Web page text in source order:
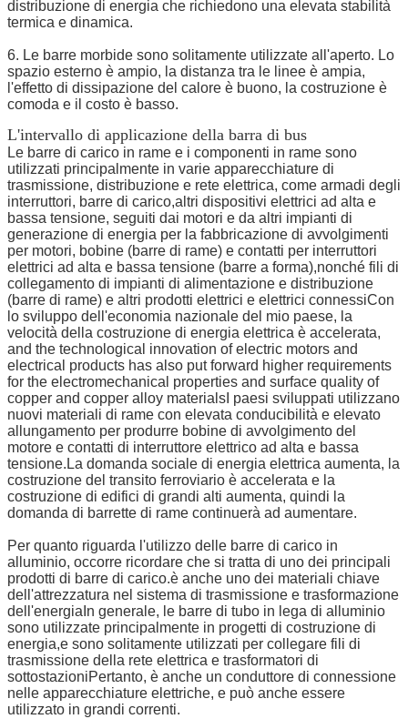
distribuzione di energia che richiedono una elevata stabilità
termica e dinamica.
6. Le barre morbide sono solitamente utilizzate all'aperto. Lo
spazio esterno è ampio, la distanza tra le linee è ampia,
l'effetto di dissipazione del calore è buono, la costruzione è
comoda e il costo è basso.
L'intervallo di applicazione della barra di bus
Le barre di carico in rame e i componenti in rame sono
utilizzati principalmente in varie apparecchiature di
trasmissione, distribuzione e rete elettrica, come armadi degli
interruttori, barre di carico,altri dispositivi elettrici ad alta e
bassa tensione, seguiti dai motori e da altri impianti di
generazione di energia per la fabbricazione di avvolgimenti
per motori, bobine (barre di rame) e contatti per interruttori
elettrici ad alta e bassa tensione (barre a forma),nonché fili di
collegamento di impianti di alimentazione e distribuzione
(barre di rame) e altri prodotti elettrici e elettrici connessiCon
lo sviluppo dell'economia nazionale del mio paese, la
velocità della costruzione di energia elettrica è accelerata,
and the technological innovation of electric motors and
electrical products has also put forward higher requirements
for the electromechanical properties and surface quality of
copper and copper alloy materialsI paesi sviluppati utilizzano
nuovi materiali di rame con elevata conducibilità e elevato
allungamento per produrre bobine di avvolgimento del
motore e contatti di interruttore elettrico ad alta e bassa
tensione.La domanda sociale di energia elettrica aumenta, la
costruzione del transito ferroviario è accelerata e la
costruzione di edifici di grandi alti aumenta, quindi la
domanda di barrette di rame continuerà ad aumentare.
Per quanto riguarda l'utilizzo delle barre di carico in
alluminio, occorre ricordare che si tratta di uno dei principali
prodotti di barre di carico.è anche uno dei materiali chiave
dell'attrezzatura nel sistema di trasmissione e trasformazione
dell'energiaIn generale, le barre di tubo in lega di alluminio
sono utilizzate principalmente in progetti di costruzione di
energia,e sono solitamente utilizzati per collegare fili di
trasmissione della rete elettrica e trasformatori di
sottostazioniPertanto, è anche un conduttore di connessione
nelle apparecchiature elettriche, e può anche essere
utilizzato in grandi correnti.